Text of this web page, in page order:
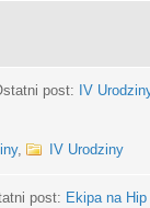
post: IV
, IV Urodziny
post: Ekipa na